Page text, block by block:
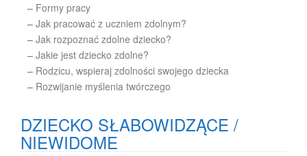
– Formy pracy
– Jak pracować z uczniem zdolnym?
– Jak rozpoznać zdolne dziecko?
– Jakie jest dziecko zdolne?
– Rodzicu, wspieraj zdolności swojego dziecka
– Rozwijanie myślenia twórczego
DZIECKO SŁABOWIDZĄCE /
NIEWIDOME